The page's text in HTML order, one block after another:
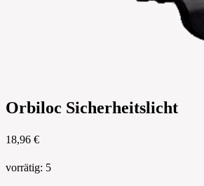
Orbiloc Sicherheitslicht
18,96 €
vorrätig: 5